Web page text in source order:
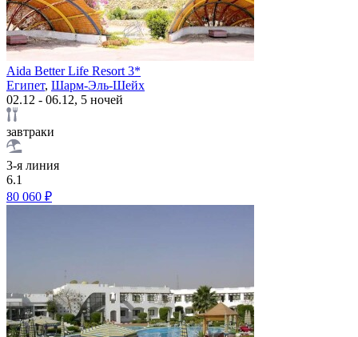
Aida Better Life Resort 3*
Египет, Шарм-Эль-Шейх
02.12 - 06.12, 5 ночей
завтраки
3-я линия
6.1
80 060 ₽